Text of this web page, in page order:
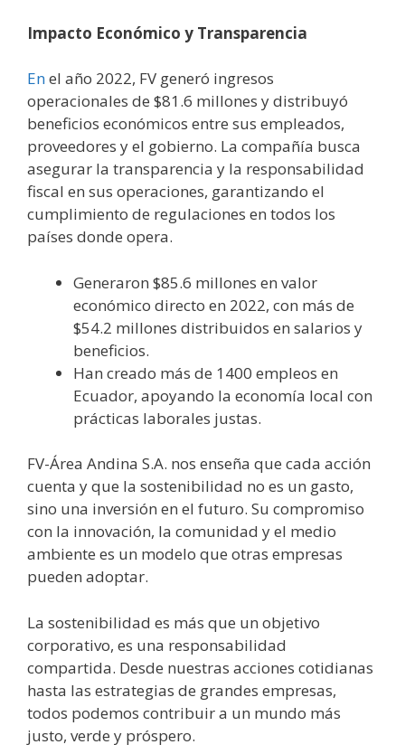
Impacto Económico y Transparencia
Enel año 2022, FV generó ingresos
operacionales de $81.6 millones y distribuyó
beneficios económicos entre sus empleados,
proveedores y el gobierno. La compañía busca
asegurar la transparencia y la responsabilidad
fiscal en sus operaciones, garantizando el
cumplimiento de regulaciones en todos los
países donde opera.
Generaron $85.6 millones en valor
económico directo en 2022, con más de
$54.2 millones distribuidos en salarios y
beneficios.
Han creado más de 1400 empleos en
Ecuador, apoyando la economía local con
prácticas laborales justas.
FV-Área Andina S.A. nos enseña que cada acción
cuenta y que la sostenibilidad no es un gasto,
sino una inversión en el futuro. Su compromiso
con la innovación, la comunidad y el medio
ambiente es un modelo que otras empresas
pueden adoptar.
La sostenibilidad es más que un objetivo
corporativo, es una responsabilidad
compartida. Desde nuestras acciones cotidianas
hasta las estrategias de grandes empresas,
todos podemos contribuir a un mundo más
justo, verde y próspero.